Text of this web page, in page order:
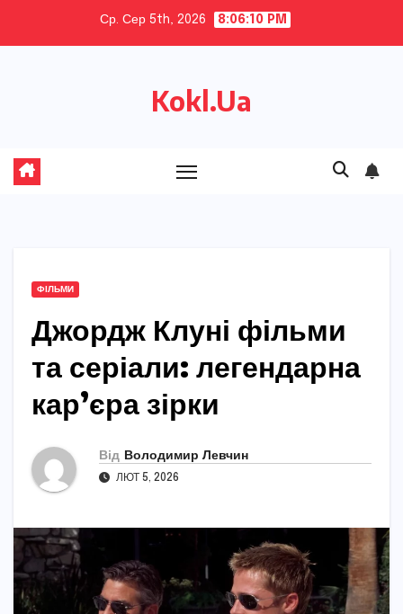
Ср. Сер 5th, 2026 8:06:11 PM
Kokl.Ua
ФІЛЬМИ
Джордж Клуні фільми
та серіали: легендарна
кар’єра зірки
Від Володимир Левчин
ЛЮТ 5, 2026